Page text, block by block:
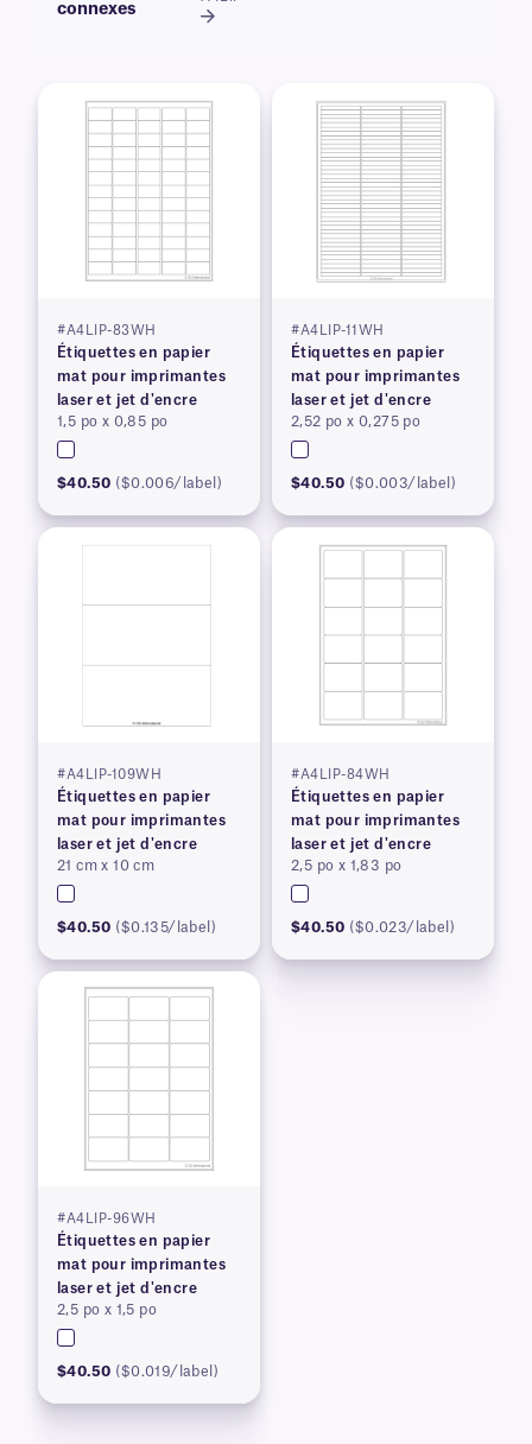
connexes
#A4LIP-83WH
Étiquettes en papier
mat pour imprimantes
laser et jet d'encre
1,5 po x 0,85 po
$40.50 ($0.006/label)
#A4LIP-11WH
Étiquettes en papier
mat pour imprimantes
laser et jet d'encre
2,52 po x 0,275 po
$40.50 ($0.003/label)
#A4LIP-109WH
Étiquettes en papier
mat pour imprimantes
laser et jet d'encre
21 cm x 10 cm
$40.50 ($0.135/label)
#A4LIP-84WH
Étiquettes en papier
mat pour imprimantes
laser et jet d'encre
2,5 po x 1,83 po
$40.50 ($0.023/label)
#A4LIP-96WH
Étiquettes en papier
mat pour imprimantes
laser et jet d'encre
2,5 po x 1,5 po
$40.50 ($0.019/label)